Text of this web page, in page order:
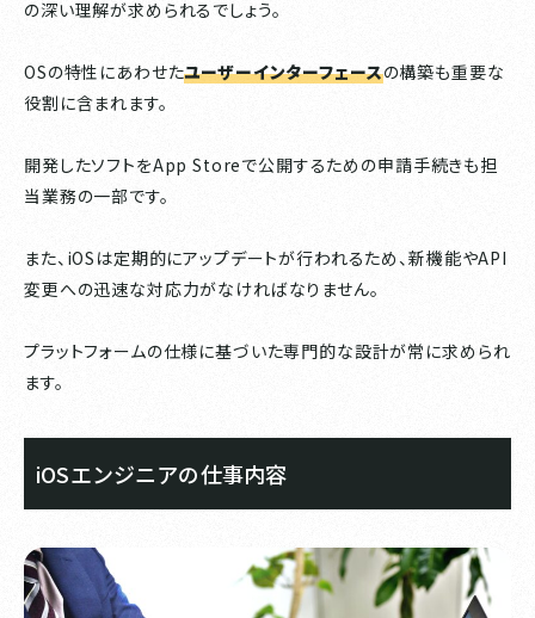
の深い理解が求められるでしょう。
OSの特性にあわせたユーザーインターフェースの構築も重要な
役割に含まれます。
開発したソフトをApp Storeで公開するための申請手続きも担
当業務の一部です。
また、iOSは定期的にアップデートが行われるため、新機能やAPI
変更への迅速な対応力がなければなりません。
プラットフォームの仕様に基づいた専門的な設計が常に求められ
ます。
iOSエンジニアの仕事内容